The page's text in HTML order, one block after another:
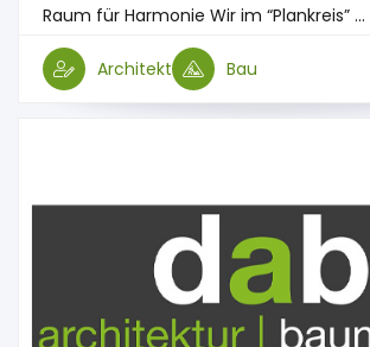
Raum für Harmonie Wir im “Plankreis” ...
Architekt Bau